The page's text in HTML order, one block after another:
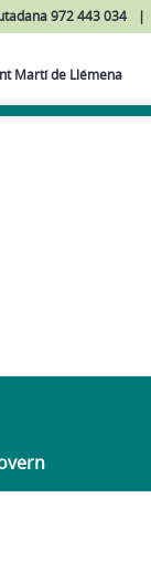
972 443 034
Martí de Llémena